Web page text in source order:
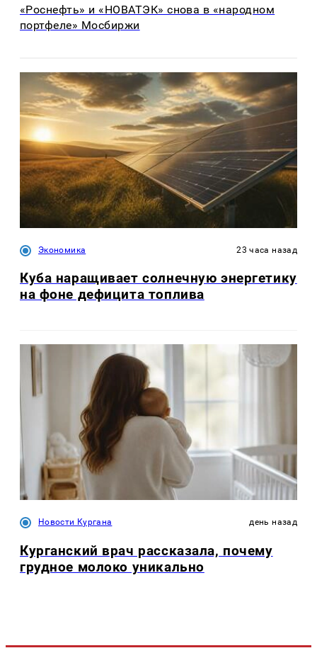
«Роснефть» и «НОВАТЭК» снова в «народном
портфеле» Мосбиржи
Экономика 23 часа назад
Куба наращивает солнечную энергетику
на фоне дефицита топлива
Новости Кургана день назад
Курганский врач рассказала, почему
грудное молоко уникально